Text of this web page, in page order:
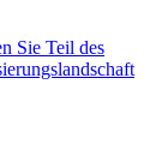
Sie Teil des